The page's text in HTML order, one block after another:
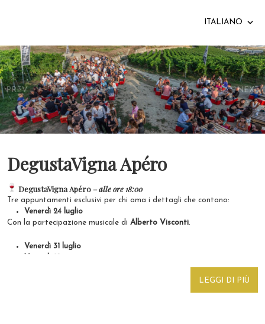
ITALIANO
PREV NEXT
DegustaVigna Apéro
DegustaVigna Apéro –alle ore 18:00
Tre appuntamenti esclusivi per chi ama i dettagli che contano:
Venerdì 24 luglio
Con la partecipazione musicale di Alberto Visconti.
Venerdì 31
luglio
Si parte con una visita guidata alla cantina, poi si cammina tra i filari
fino a raggiungere il cuore della tenuta. Lì ti attende una
LEGGI DI PIÙ